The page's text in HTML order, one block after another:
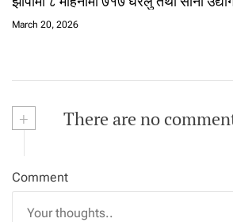
March 20, 2026
+ There are no
Comment